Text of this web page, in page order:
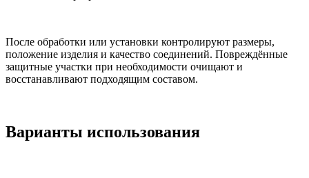
После обработки или установки контролируют размеры,
положение изделия и качество соединений. Повреждённые
защитные участки при необходимости очищают и
восстанавливают подходящим составом.
Варианты использования